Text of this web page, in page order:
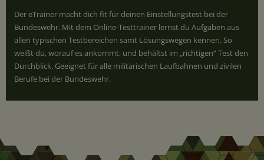
Der eTrainer macht dich fit für deinen Einstellungstest bei der
Bundeswehr. Mit dem Online-Testtrainer lernst du Aufgaben aus
allen typischen Testbereichen samt Lösungswegen kennen. So
weißt du, worauf es ankommt, und behältst im „richtigen“ Test den
Durchblick. Geeignet für alle militärischen Laufbahnen und zivilen
Berufe bei der Bundeswehr.